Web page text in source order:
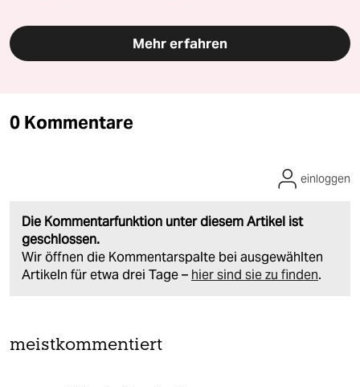
Mehr erfahren
0 Kommentare
Die Kommentarfunktion unter diesem Artikel ist
geschlossen.
Wir öffnen die Kommentarspalte bei ausgewählten
Artikeln für etwa drei Tage – hier sind sie zu finden.
einloggen
meistkommentiert